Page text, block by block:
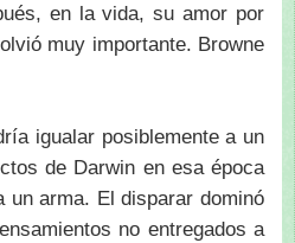
en la vida, su amor por
muy importante. Browne
igualar posiblemente a un
de Darwin en esa época
arma. El disparar dominó
no entregados a